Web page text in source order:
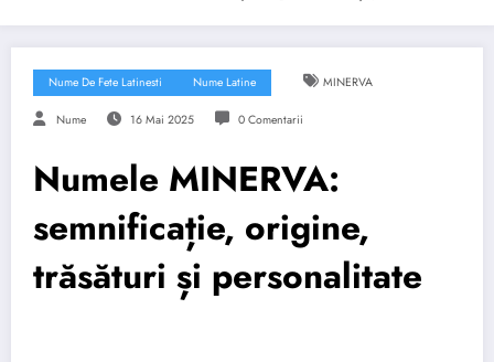
Nume De Fete Latinesti Nume Latine MINERVA
Nume 16 Mai 2025 0 Comentarii
Numele MINERVA:
semnificație, origine,
trăsături și personalitate